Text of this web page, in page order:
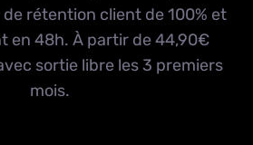
rétention client de 100% et
en 48h. À partir de 44,90€
sortie libre les 3 premiers
mois.